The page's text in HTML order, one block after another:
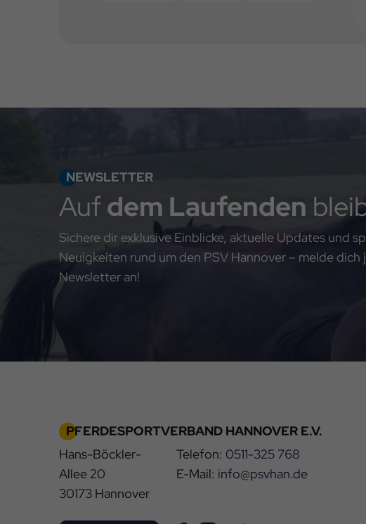
NEWSLETTER
Aufdem Laufenden
Sichere dir exklusive Einblicke, aktuelle Updates und
Neuigkeiten rund um den PSV Hannover – melde dich
Newsletter an!
PFERDESPORTVERBAND HANNOVER E.V.
Hans-Böckler-
Allee 20
30173 Hannover
Telefon: 0511-325 768
E-Mail: info@psvhan.de